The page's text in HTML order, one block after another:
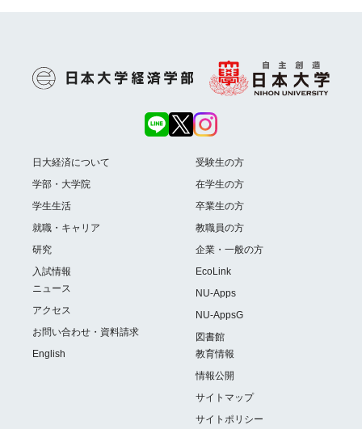
日大経済について
学部・大学院
学生生活
就職・キャリア
研究
入試情報
ニュース
アクセス
お問い合わせ・資料請求
English
受験生の方
在学生の方
卒業生の方
教職員の方
企業・一般の方
EcoLink
NU-Apps
NU-AppsG
図書館
教育情報
情報公開
サイトマップ
サイトポリシー